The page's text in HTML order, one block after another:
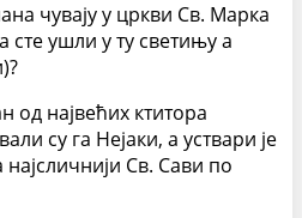
чувају у цркви Св. Марка
сте ушли у ту светињу а
од највећих ктитора
су га Нејаки, а уствари је
Св. Сави по